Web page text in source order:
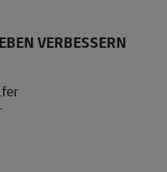
VERBESSERN